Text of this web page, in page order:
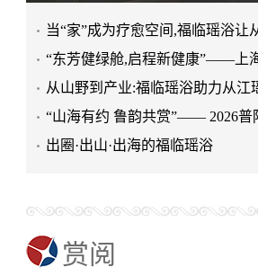
当“家”成为疗愈空间,福临瑶浴让
进日常生活
“东芳健绿舱,启程新健康”——上
AI智能养身舱品牌发
从山野到产业:福临瑶浴助力从江
赢之路
“山海有约 鲁韵共赏”—— 2026普
文旅推介会亮相泉城
出圈·出山·出海的福临瑶浴
赏阅